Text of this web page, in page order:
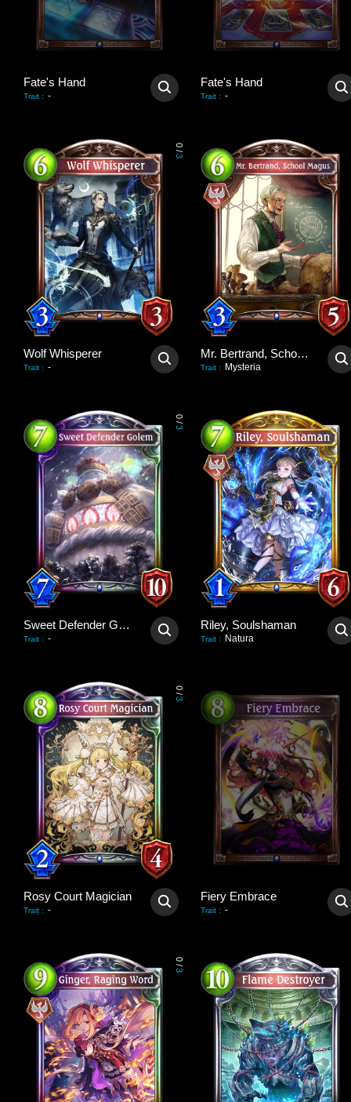
Fate's Hand
Trait : -
Fate's Hand
Trait : -
0
/
3
Wolf Whisperer
Trait : -
Mr. Bertrand, School Magus
Trait : Mysteria
0
/
3
Sweet Defender Golem
Trait : -
Riley, Soulshaman
Trait : Natura
0
/
3
Rosy Court Magician
Trait : -
Fiery Embrace
Trait : -
0
/
3